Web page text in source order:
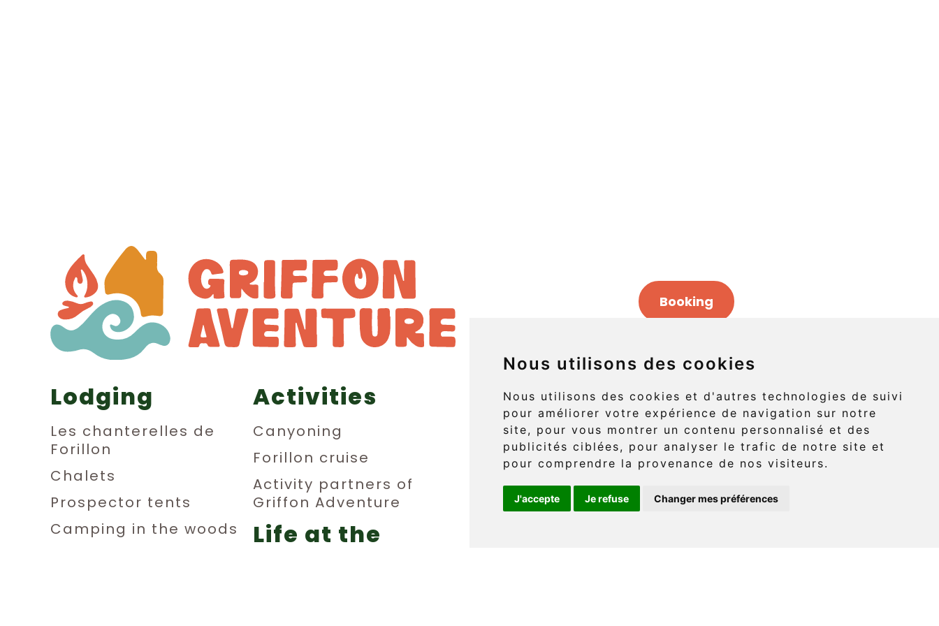
Nous utilisons des cookies
Nous utilisons des cookies et d'autres technologies de suivi
pour améliorer votre expérience de navigation sur notre
site, pour vous montrer un contenu personnalisé et des
publicités ciblées, pour analyser le trafic de notre site et
pour comprendre la provenance de nos visiteurs.
J'accepte Je refuse Changer mes préférences
Booking
Lodging
Les chanterelles de
Forillon
Chalets
Prospector tents
Camping in the woods
Activities
Canyoning
Forillon cruise
Activity partners of
Griffon Adventure
Life at the
829 boul. Griffon (route 132)
L'Anse-au-Griffon, Gaspé
(Québec) G4X 6A9
Téléphone : (418) 360-6614